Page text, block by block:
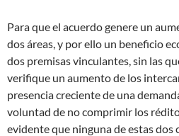
Para que el acuerdo genere un
dos áreas, y por ello un beneficio
dos premisas vinculantes, sin las
verifique un aumento de los
presencia creciente de una
voluntad de no comprimir los
evidente que ninguna de estas dos